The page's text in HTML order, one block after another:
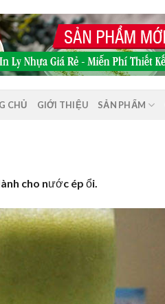
CHỦ GIỚI THIỆU SẢN PHẨM
cho nước ép ổi.